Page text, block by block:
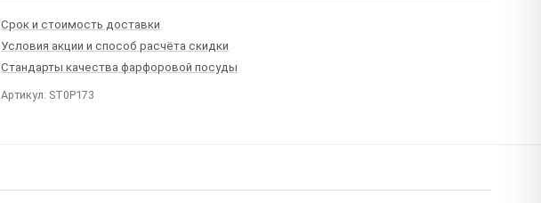
Срок и стоимость доставки
Условия акции и способ расчёта скидки
Стандарты качества фарфоровой посуды
Артикул: ST0P173